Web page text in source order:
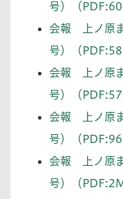
号）（
会報 上ノ原
号）（
会報 上ノ原
号）（
会報 上ノ原
号）（
会報 上ノ原
号）（